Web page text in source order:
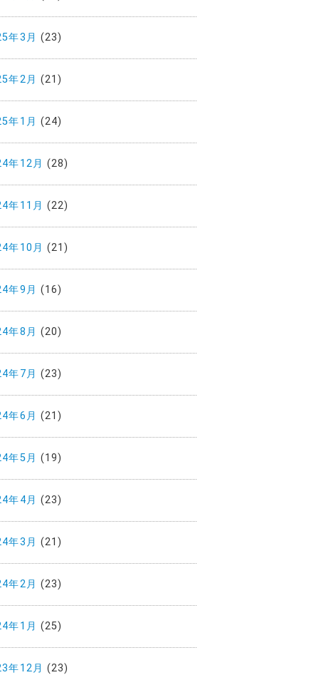
年3月 (23)
年2月 (21)
年1月 (24)
年12月 (28)
年11月 (22)
年10月 (21)
年9月 (16)
年8月 (20)
年7月 (23)
年6月 (21)
年5月 (19)
年4月 (23)
年3月 (21)
年2月 (23)
年1月 (25)
年12月 (23)